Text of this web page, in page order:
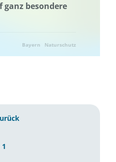
ganz besondere
Bayern Naturschutz
1